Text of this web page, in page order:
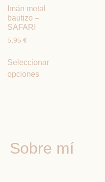
Imán metal
bautizo –
SAFARI
5,95 €
Seleccionar
opciones
Sobre mí